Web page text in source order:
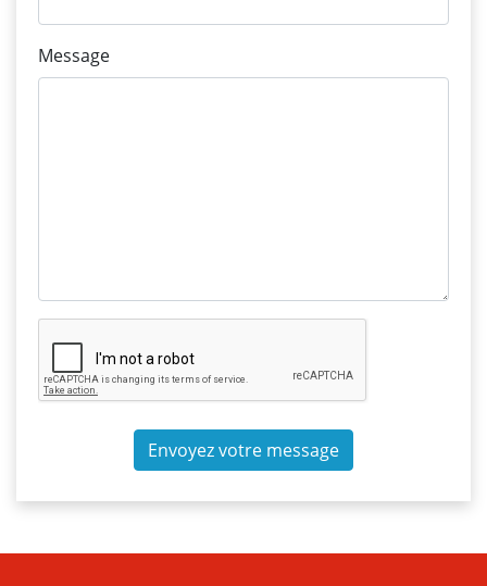
Message
Envoyez votre message